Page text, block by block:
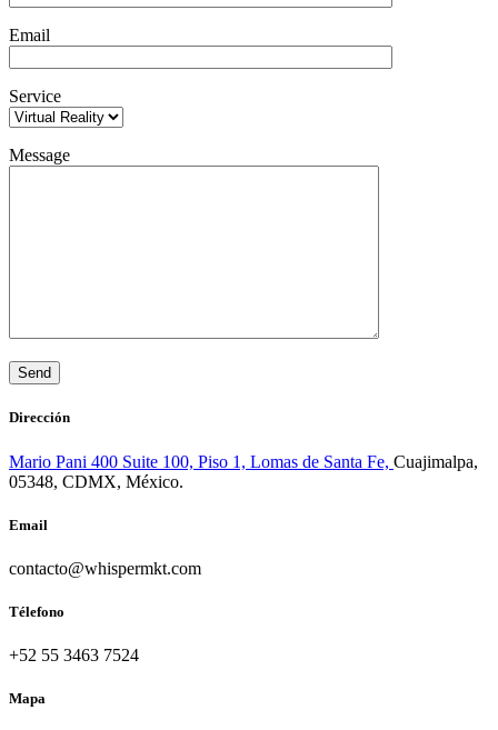
Email
Service
Message
Dirección
Mario Pani 400 Suite 100, Piso 1, Lomas de Santa Fe, Cuajimalpa,
05348, CDMX, México.
Email
contacto@whispermkt.com
Télefono
+52 55 3463 7524
Mapa